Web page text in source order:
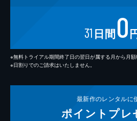
31 日間0
※無料トライアル期間終了日の翌日が属する月から月額
※日割りでのご請求はいたしません。
最新作のレンタルに
ポイント プレ